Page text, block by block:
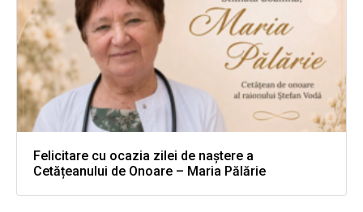
Felicitare cu ocazia zilei de naștere a
Cetățeanului de Onoare – Maria Pălărie